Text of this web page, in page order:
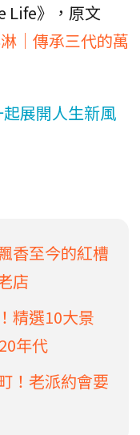
Life》，原文
｜傳承三代的萬
展開人生新風
香至今的紅槽
店
精選10大景
年代
！老派約會要